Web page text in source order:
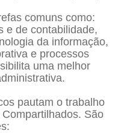
comuns como:
e de contabilidade,
da informação,
e processos
uma melhor
pautam o trabalho
São